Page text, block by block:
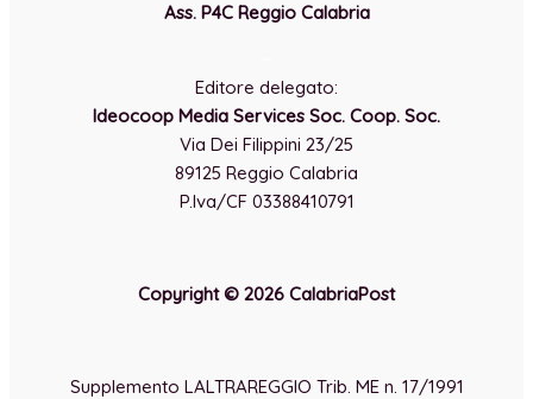
Ass. P4C Reggio Calabria
Editore delegato:
Ideocoop Media Services Soc. Coop. Soc.
Via Dei Filippini 23/25
89125 Reggio Calabria
P.Iva/CF 03388410791
Copyright © 2026 CalabriaPost
Supplemento LALTRAREGGIO Trib. ME n. 17/1991